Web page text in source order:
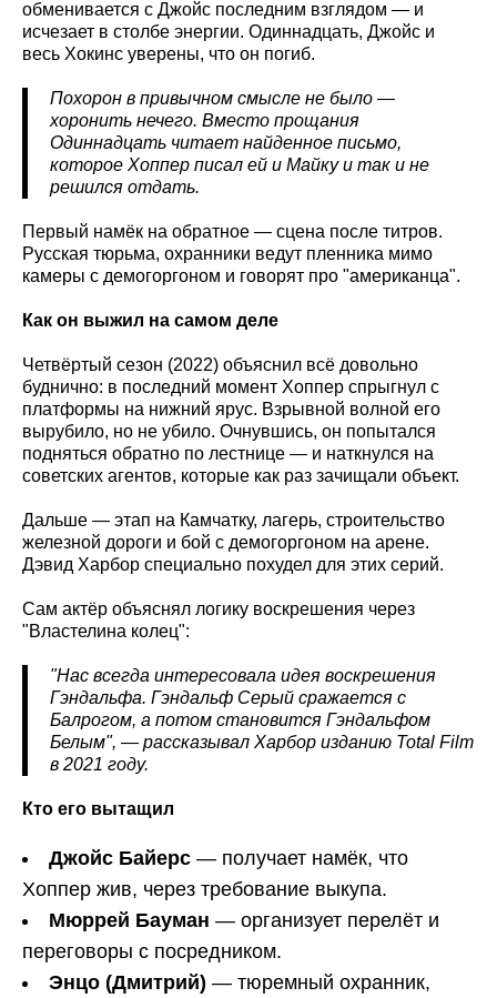
обменивается с Джойс последним взглядом — и
исчезает в столбе энергии. Одиннадцать, Джойс и
весь Хокинс уверены, что он погиб.
Похорон в привычном смысле не было —
хоронить нечего. Вместо прощания
Одиннадцать читает найденное письмо,
которое Хоппер писал ей и Майку и так и не
решился отдать.
Первый намёк на обратное — сцена после титров.
Русская тюрьма, охранники ведут пленника мимо
камеры с демогоргоном и говорят про "американца".
Как он выжил на самом деле
Четвёртый сезон (2022) объяснил всё довольно
буднично: в последний момент Хоппер спрыгнул с
платформы на нижний ярус. Взрывной волной его
вырубило, но не убило. Очнувшись, он попытался
подняться обратно по лестнице — и наткнулся на
советских агентов, которые как раз зачищали объект.
Дальше — этап на Камчатку, лагерь, строительство
железной дороги и бой с демогоргоном на арене.
Дэвид Харбор специально похудел для этих серий.
Сам актёр объяснял логику воскрешения через
"Властелина колец":
"Нас всегда интересовала идея воскрешения
Гэндальфа. Гэндальф Серый сражается с
Балрогом, а потом становится Гэндальфом
Белым", — рассказывал Харбор изданию Total Film
в 2021 году.
Кто его вытащил
Джойс Байерс — получает намёк, что
Хоппер жив, через требование выкупа.
Мюррей Бауман — организует перелёт и
переговоры с посредником.
Энцо (Дмитрий) — тюремный охранник,